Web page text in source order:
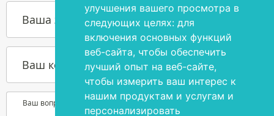
улучшения вашего просмотра в
следующих целях: для
включения основных функций
веб-сайта, чтобы обеспечить
лучший опыт на веб-сайте,
чтобы измерить ваш интерес к
нашим продуктам и услугам и
персонализировать
Ваша э-почта
Ваш контактный номер телефона
Ваш вопрос или желание